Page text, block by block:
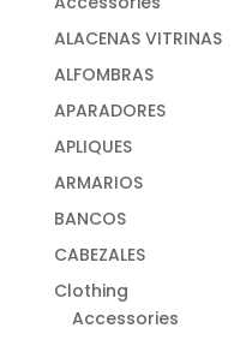
ALACENAS VITRINAS
ALFOMBRAS
APARADORES
APLIQUES
ARMARIOS
BANCOS
CABEZALES
Clothing
Accessories